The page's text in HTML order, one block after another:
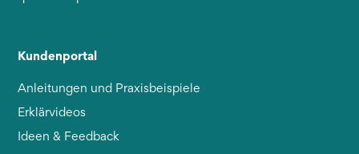
Kundenportal
Anleitungen und Praxisbeispiele
Erklärvideos
Ideen & Feedback